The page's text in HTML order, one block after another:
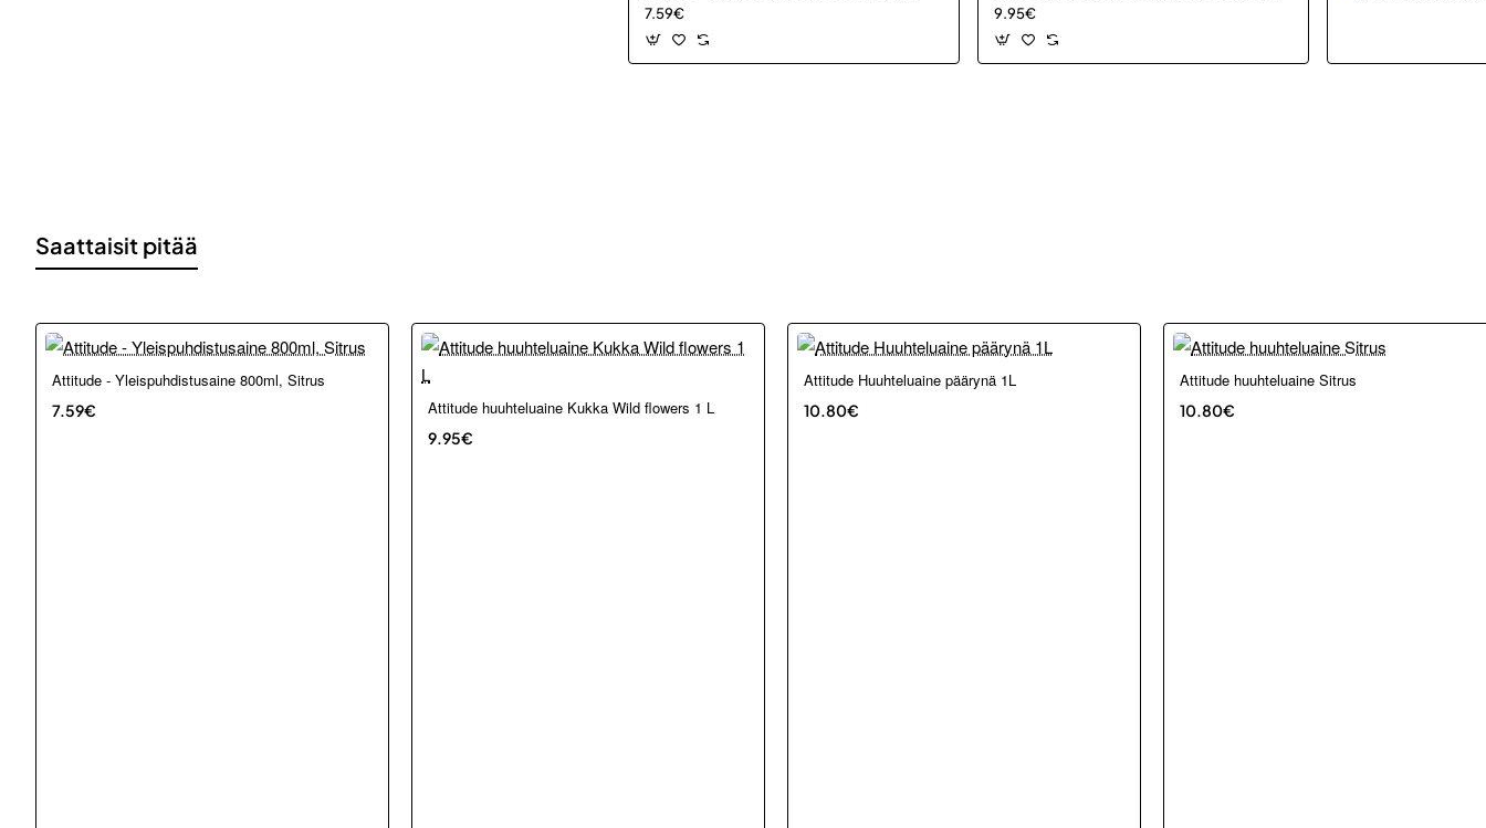
7.59€ 9.95€
Saattaisit pitää
Attitude - Yleispuhdistusaine 800ml, Sitrus
7.59€ Loppu verkosta ja Porvoosta
Attitude huuhteluaine Kukka Wild flowers 1 L
9.95€
Loppu verkosta ja Porvoosta
Attitude Huuhteluaine päärynä 1L
10.80€
Loppu verkosta ja Porvoosta
Attitude huuhteluaine Sitrus
10.80€